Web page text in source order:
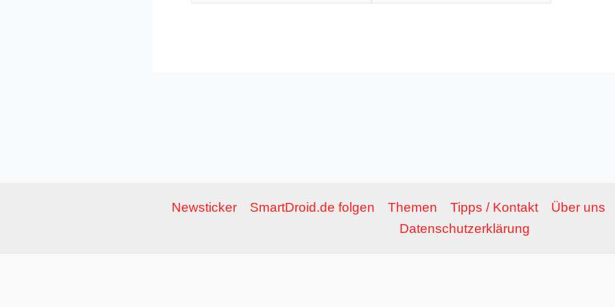
Newsticker SmartDroid.de folgen Themen Tipps / Kontakt Über uns
Datenschutzerklärung